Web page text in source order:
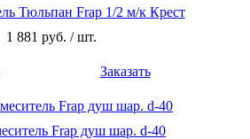
Тюльпан Frap 1/2 м/к Крест
1 881 руб. / шт.
Заказать
Frap душ шар. d-40